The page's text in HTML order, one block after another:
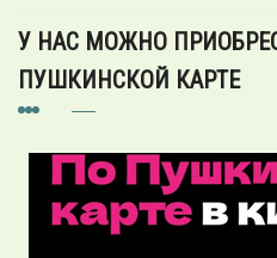
У НАС МОЖНО
ПУШКИНСКОЙ КАРТЕ